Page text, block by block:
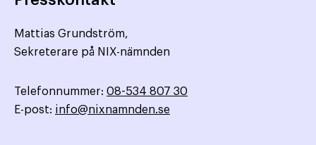
Mattias Grundström,
Sekreterare på NIX-nämnden
Telefonnummer: 08-534 807 30
E-post: info@nixnamnden.se